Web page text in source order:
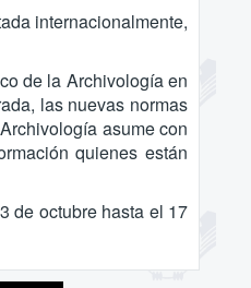
internacionalmente,
de la Archivología en
las nuevas normas
asume con
quienes están
de octubre hasta el 17